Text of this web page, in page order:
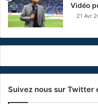
Vidéo
21 Avr
Suivez nous sur Twitter